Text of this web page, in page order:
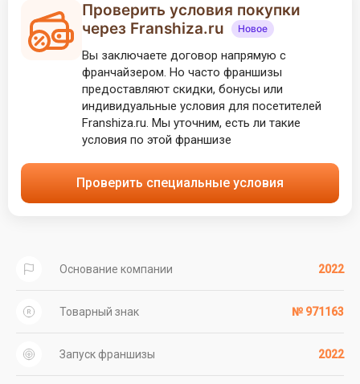
Проверить условия покупки
через Franshiza.ru
Новое
Вы заключаете договор напрямую с
франчайзером. Но часто франшизы
предоставляют скидки, бонусы или
индивидуальные условия для посетителей
Franshiza.ru. Мы уточним, есть ли такие
условия по этой франшизе
Проверить специальные условия
Основание компании 2022
Товарный знак № 971163
Запуск франшизы 2022